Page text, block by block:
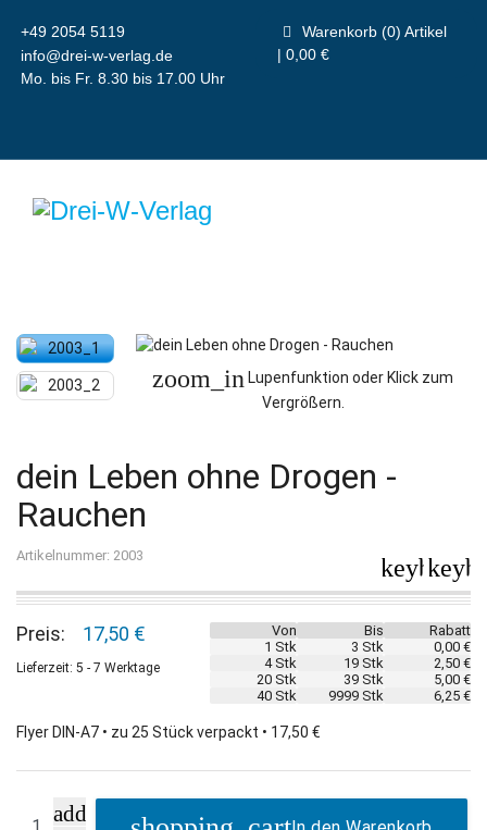
+49 2054 5119
info@drei-w-verlag.de
Mo. bis Fr. 8.30 bis 17.00 Uhr
Warenkorb (0) Artikel
| 0,00 €
zoom_in Lupenfunktion oder Klick zum
Vergrößern.
dein Leben ohne Drogen -
Rauchen
Artikelnummer: 2003
Von Bis
Rabatt
1 Stk
3 Stk
0,00 €
4 Stk
19 Stk
2,50 €
20 Stk
39 Stk
5,00 €
40 Stk
9999 Stk 6,25 €
Preis: 17,50 €
Lieferzeit: 5 - 7 Werktage
Flyer DIN-A7 • zu 25 Stück verpackt • 17,50 €
add